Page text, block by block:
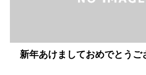
新年あけましておめでとうご